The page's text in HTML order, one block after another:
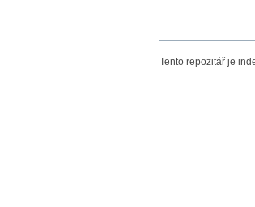
Tento repozitář je